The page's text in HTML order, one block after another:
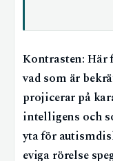
Kontrasten:
vad som är
projicerar på
intelligens och
yta för
eviga rörelse